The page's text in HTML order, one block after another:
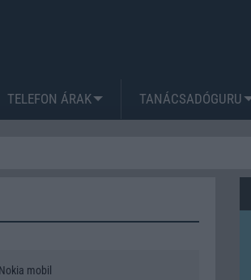
TELEFON ÁRAK TANÁCSADÓGURU
Nokia mobil